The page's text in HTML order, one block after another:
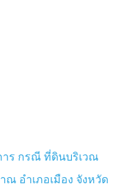
ากจะเดินทางไปที่
าร กรณี ที่ดินบริเวณ
ณ อำเภอเมือง จังหวัด